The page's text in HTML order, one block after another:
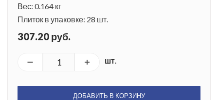
Вес: 0.164 кг
Плиток в упаковке: 28 шт.
307.20 руб.
шт.
ДОБАВИТЬ В КОРЗИНУ